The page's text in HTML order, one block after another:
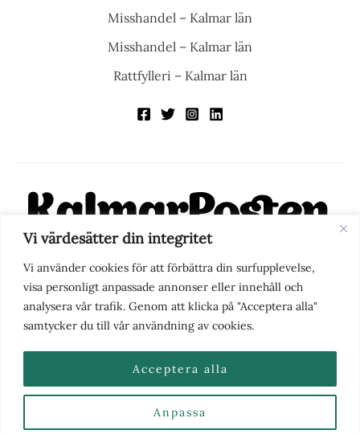
Vi värdesätter din integritet
Vi använder cookies för att förbättra din surfupplevelse,
visa personligt anpassade annonser eller innehåll och
analysera vår trafik. Genom att klicka på "Acceptera alla"
samtycker du till vår användning av cookies.
Anpassa
Acceptera alla
Misshandel – Kalmar län
Misshandel – Kalmar län
Rattfylleri – Kalmar län
KalmarPosten är en modern lokalnyhetstidning på nätet. Med
fokus på Kalmarregionen, men också med blick för det större
perspektivet, vill vi vara din självklara kanal för nyheter,
berättelser och engagemang. KalmarPosten grundades 1988 och
fick nya ägare 2025.
Nyhetstips eller frågor?Kontakta oss